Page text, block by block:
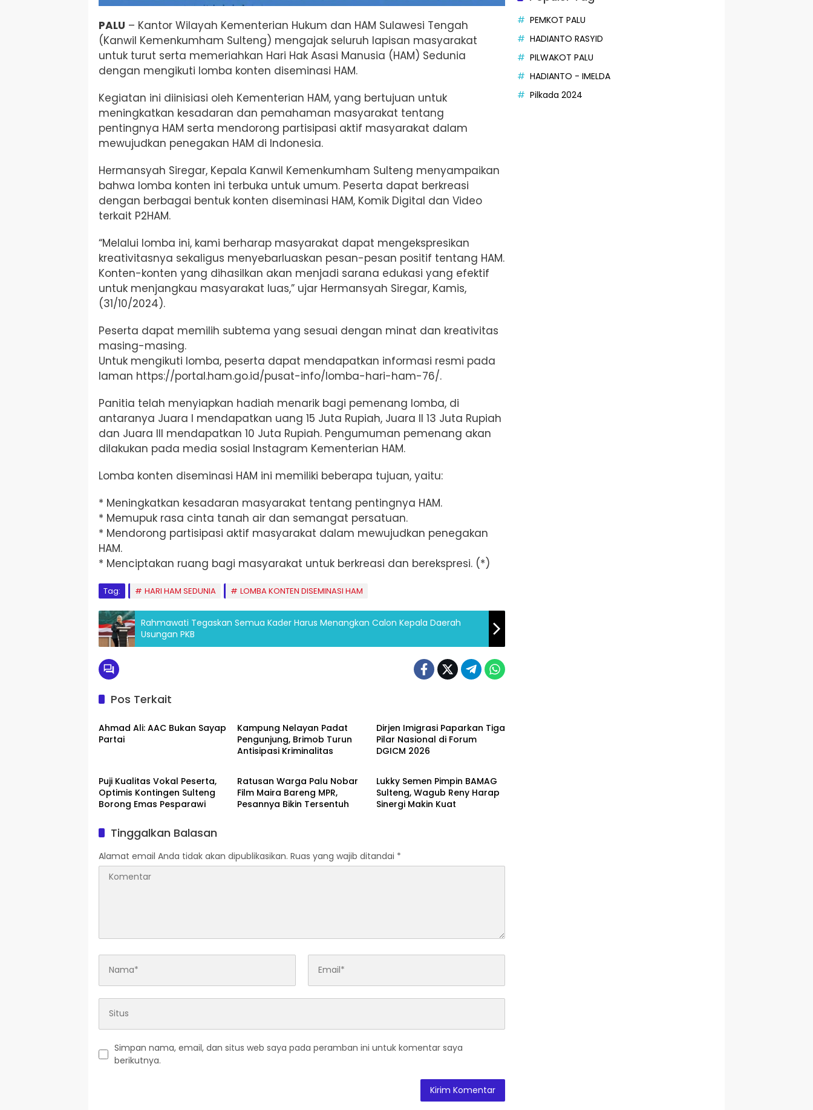
PALU – Kantor Wilayah Kementerian Hukum dan HAM Sulawesi Tengah
(Kanwil Kemenkumham Sulteng) mengajak seluruh lapisan masyarakat
untuk turut serta memeriahkan Hari Hak Asasi Manusia (HAM) Sedunia
dengan mengikuti lomba konten diseminasi HAM.
Kegiatan ini diinisiasi oleh Kementerian HAM, yang bertujuan untuk
meningkatkan kesadaran dan pemahaman masyarakat tentang
pentingnya HAM serta mendorong partisipasi aktif masyarakat dalam
mewujudkan penegakan HAM di Indonesia.
Hermansyah Siregar, Kepala Kanwil Kemenkumham Sulteng menyampaikan
bahwa lomba konten ini terbuka untuk umum. Peserta dapat berkreasi
dengan berbagai bentuk konten diseminasi HAM, Komik Digital dan Video
terkait P2HAM.
“Melalui lomba ini, kami berharap masyarakat dapat mengekspresikan
kreativitasnya sekaligus menyebarluaskan pesan-pesan positif tentang HAM.
Konten-konten yang dihasilkan akan menjadi sarana edukasi yang efektif
untuk menjangkau masyarakat luas,” ujar Hermansyah Siregar, Kamis,
(31/10/2024).
Peserta dapat memilih subtema yang sesuai dengan minat dan kreativitas
masing-masing.
Untuk mengikuti lomba, peserta dapat mendapatkan informasi resmi pada
laman https://portal.ham.go.id/pusat-info/lomba-hari-ham-76/.
Panitia telah menyiapkan hadiah menarik bagi pemenang lomba, di
antaranya Juara I mendapatkan uang 15 Juta Rupiah, Juara II 13 Juta Rupiah
dan Juara III mendapatkan 10 Juta Rupiah. Pengumuman pemenang akan
dilakukan pada media sosial Instagram Kementerian HAM.
Lomba konten diseminasi HAM ini memiliki beberapa tujuan, yaitu:
* Meningkatkan kesadaran masyarakat tentang pentingnya HAM.
* Memupuk rasa cinta tanah air dan semangat persatuan.
* Mendorong partisipasi aktif masyarakat dalam mewujudkan penegakan
HAM.
* Menciptakan ruang bagi masyarakat untuk berkreasi dan berekspresi. (*)
Tag: HARI HAM SEDUNIA LOMBA KONTEN DISEMINASI HAM
Rahmawati Tegaskan Semua Kader Harus Menangkan Calon Kepala Daerah
Usungan PKB
Pos Terkait
Palu
Ahmad Ali: AAC Bukan Sayap
Partai ​
Kampung Nelayan Padat
Pengunjung, Brimob Turun
Antisipasi Kriminalitas
Dirjen Imigrasi Paparkan Tiga
Pilar Nasional di Forum
DGICM 2026
Puji Kualitas Vokal Peserta,
Optimis Kontingen Sulteng
Borong Emas Pesparawi
Palu
Ratusan Warga Palu Nobar
Film Maira Bareng MPR,
Pesannya Bikin Tersentuh
Sulteng
Lukky Semen Pimpin BAMAG
Sulteng, Wagub Reny Harap
Sinergi Makin Kuat
Tinggalkan Balasan
Alamat email Anda tidak akan dipublikasikan. Ruas yang wajib ditandai *
Simpan nama, email, dan situs web saya pada peramban ini untuk komentar saya
berikutnya.
PEMKOT PALU
HADIANTO RASYID
PILWAKOT PALU
HADIANTO - IMELDA
Pilkada 2024